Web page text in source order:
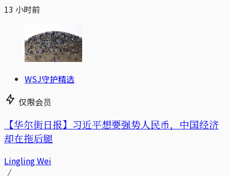
13 小时前
WSJ守护精选
仅限会员
【华尔街日报】习近平想要强势人民币，中国经济
却在拖后腿
Lingling Wei